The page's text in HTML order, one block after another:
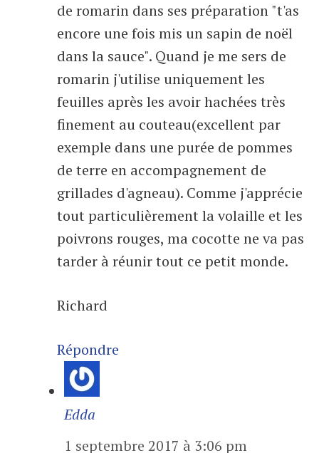
de romarin dans ses préparation "t'as
encore une fois mis un sapin de noël
dans la sauce". Quand je me sers de
romarin j'utilise uniquement les
feuilles après les avoir hachées très
finement au couteau(excellent par
exemple dans une purée de pommes
de terre en accompagnement de
grillades d'agneau). Comme j'apprécie
tout particulièrement la volaille et les
poivrons rouges, ma cocotte ne va pas
tarder à réunir tout ce petit monde.
Richard
Répondre
Edda
1 septembre 2017 à 3:06 pm